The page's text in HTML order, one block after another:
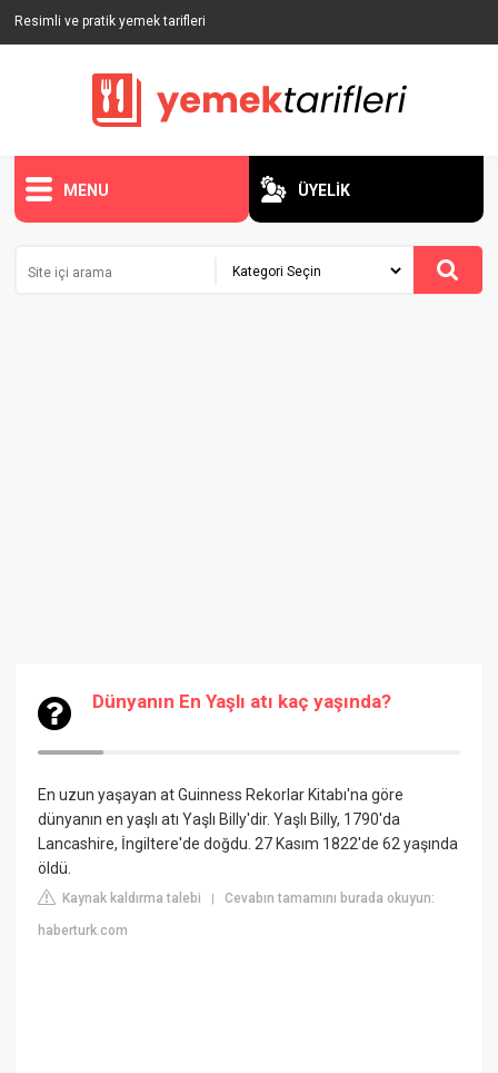
Resimli ve pratik yemek tarifleri
MENU ÜYELİK
Dünyanın En Yaşlı atı kaç yaşında?
En uzun yaşayan at Guinness Rekorlar Kitabı'na göre
dünyanın en yaşlı atı Yaşlı Billy'dir. Yaşlı Billy, 1790'da
Lancashire, İngiltere'de doğdu. 27 Kasım 1822'de 62 yaşında
öldü.
Kaynak kaldırma talebi |Cevabın tamamını burada okuyun:
haberturk.com